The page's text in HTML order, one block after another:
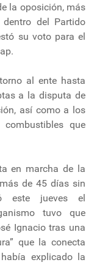
la oposición, más
del Partido
su voto para el
al ente hasta
a la disputa de
así como a los
que
en marcha de la
de 45 días sin
este jueves el
tuvo que
Ignacio tras una
que la conecta
explicado la